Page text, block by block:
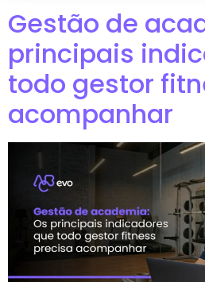
Gestão de
principais
todo gestor
acompanhar